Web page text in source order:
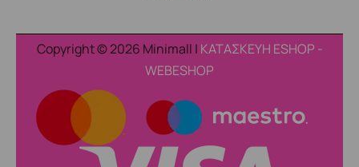
Copyright © 2026 Minimall | ΚΑΤΑΣΚΕΥΗ ESHOP -
WEBESHOP